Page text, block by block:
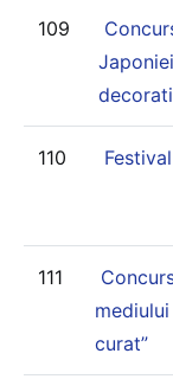
109
110
111
curat”